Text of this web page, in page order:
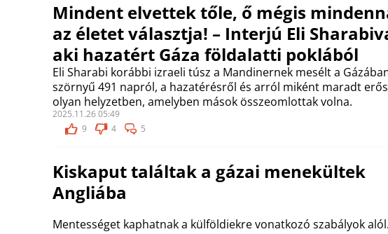
Mindent elvettek tőle, ő mégis
az életet választja! – Interjú Eli
aki hazatért Gáza földalatti poklából
Eli Sharabi korábbi izraeli túsz a Mandinernek mesélt a
szörnyű 491 napról, a hazatérésről és arról miként maradt
olyan helyzetben, amelyben mások összeomlottak volna.
2025.11.26 05:49
9
4 5
Kiskaput találtak a gázai menekültek
Angliába
Mentességet kaphatnak a külföldiekre vonatkozó szabályok alól.